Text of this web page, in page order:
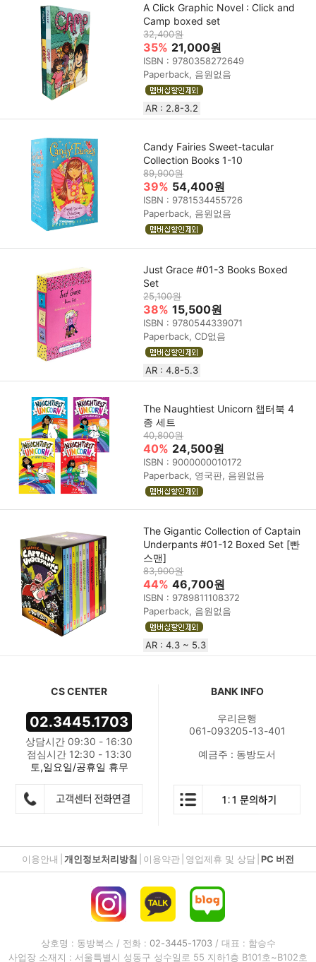
A Click Graphic Novel : Click and
Camp boxed set
32,400원
35% 21,000원
ISBN : 9780358272649
Paperback, 음원없음
AR : 2.8-3.2
Candy Fairies Sweet-tacular
Collection Books 1-10
89,900원
39% 54,400원
ISBN : 9781534455726
Paperback, 음원없음
Just Grace #01-3 Books Boxed
Set
25,100원
38% 15,500원
ISBN : 9780544339071
Paperback, CD없음
AR : 4.8-5.3
The Naughtiest Unicorn 챕터북 4
종 세트
40,800원
40% 24,500원
ISBN : 9000000010172
Paperback, 영국판, 음원없음
The Gigantic Collection of Captain
Underpants #01-12 Boxed Set [빤
스맨]
83,900원
44% 46,700원
ISBN : 9789811108372
Paperback, 음원없음
AR : 4.3 ~ 5.3
CS CENTER
02.3445.1703
상담시간 09:30 - 16:30
점심시간 12:30 - 13:30
토,일요일/공휴일 휴무
BANK INFO
우리은행
061-093205-13-401
예금주 : 동방도서
이용안내 개인정보처리방침 이용약관 영업제휴 및 상담 PC 버전
상호명 : 동방북스 / 전화 : 02-3445-1703/ 대표 : 함승수
사업장 소재지 : 서울특별시 성동구 성수일로 55 지하1층 B101호~B102호